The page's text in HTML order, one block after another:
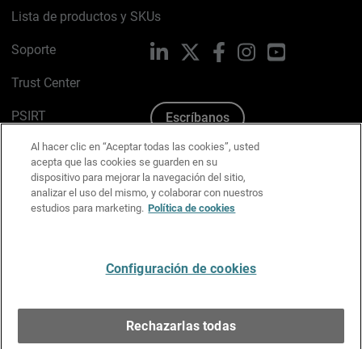
Lista de productos y SKUs
Soporte
Trust Center
PSIRT
Política de cookies
Política de privacidad
Kit de medios y marca
LinkedIn FacebookInstagramYouTube
Escríbanos
Al hacer clic en “Aceptar todas las cookies”, usted
acepta que las cookies se guarden en su
dispositivo para mejorar la navegación del sitio,
analizar el uso del mismo, y colaborar con nuestros
estudios para marketing. Política de cookies
Configuración de cookies
Rechazarlas todas